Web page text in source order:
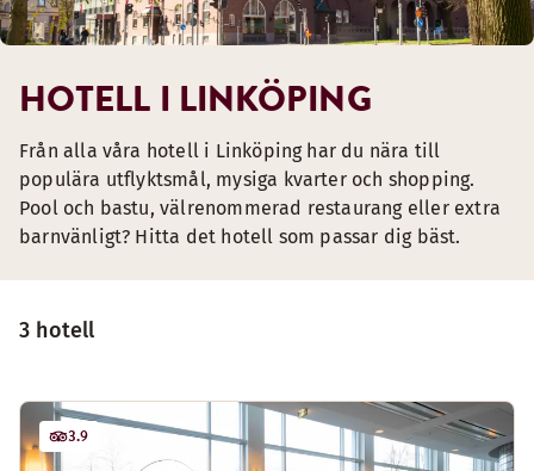
3 hotell
3.9
HOTELL I LINKÖPING
Från alla våra hotell i Linköping har du nära till
populära utflyktsmål, mysiga kvarter och shopping.
Pool och bastu, välrenommerad restaurang eller extra
barnvänligt? Hitta det hotell som passar dig bäst.